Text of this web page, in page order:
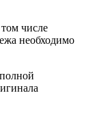
числе
необходимо